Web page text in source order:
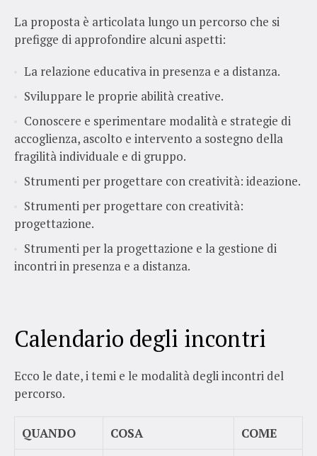
La proposta è articolata lungo un percorso che si
prefigge di approfondire alcuni aspetti:
La relazione educativa in presenza e a distanza.
Sviluppare le proprie abilità creative.
Conoscere e sperimentare modalità e strategie di
accoglienza, ascolto e intervento a sostegno della
fragilità individuale e di gruppo.
Strumenti per progettare con creatività: ideazione.
Strumenti per progettare con creatività:
progettazione.
Strumenti per la progettazione e la gestione di
incontri in presenza e a distanza.
Calendario degli incontri
Ecco le date, i temi e le modalità degli incontri del
percorso.
QUANDO COSA
COME